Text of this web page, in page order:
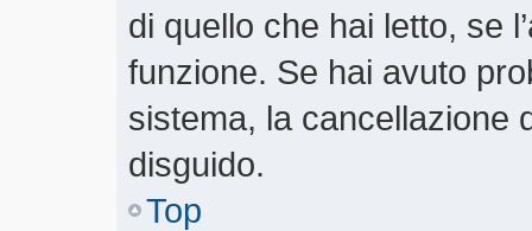
di quello che hai letto, se
funzione. Se hai avuto
sistema, la cancellazione
disguido.
Top